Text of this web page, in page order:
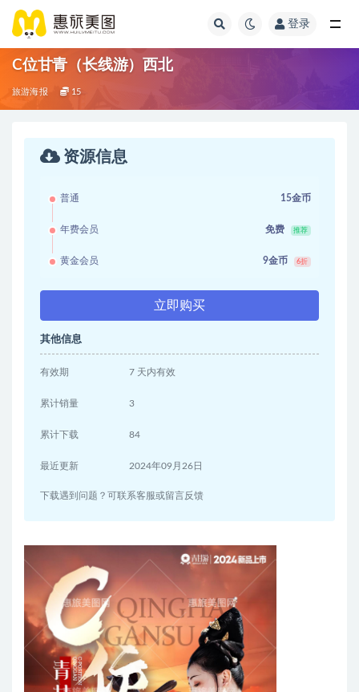
登录
C位甘青（长线游）西北
旅游海报 15
资源信息
普通 15金币
年费会员 免费 推荐
黄金会员 9金币 6折
立即购买
其他信息
有效期 7 天内有效
累计销量 3
累计下载 84
最近更新 2024年09月26日
下载遇到问题？可联系客服或留言反馈